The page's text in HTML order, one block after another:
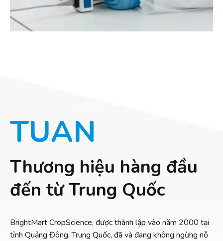
TUAN
Thương hiệu hàng đầu
đến từ Trung Quốc
BrightMart CropScience, được thành lập vào năm 2000 tại
tỉnh Quảng Đông, Trung Quốc, đã và đang không ngừng nỗ